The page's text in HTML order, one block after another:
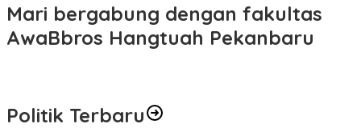
Mari bergabung dengan fakultas
AwaBbros Hangtuah Pekanbaru
Politik Terbaru